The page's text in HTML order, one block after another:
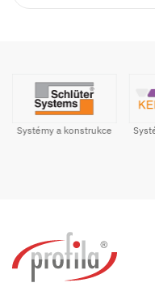
Systémy a konstrukce